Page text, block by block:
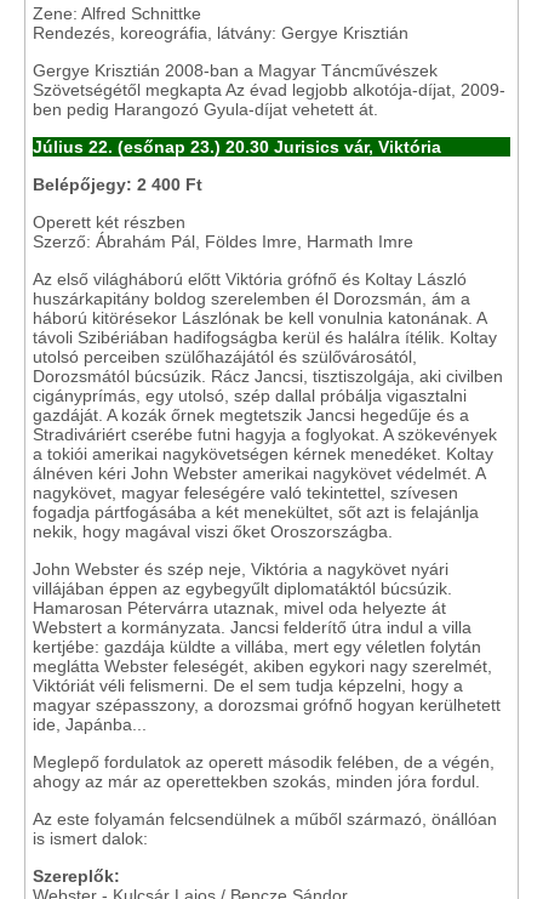
Zene: Alfred Schnittke
Rendezés, koreográfia, látvány: Gergye Krisztián
Gergye Krisztián 2008-ban a Magyar Táncművészek
Szövetségétől megkapta Az évad legjobb alkotója-díjat, 2009-
ben pedig Harangozó Gyula-díjat vehetett át.
Július 22. (esőnap 23.) 20.30 Jurisics vár, Viktória
Belépőjegy: 2 400 Ft
Operett két részben
Szerző: Ábrahám Pál, Földes Imre, Harmath Imre
Az első világháború előtt Viktória grófnő és Koltay László
huszárkapitány boldog szerelemben él Dorozsmán, ám a
háború kitörésekor Lászlónak be kell vonulnia katonának. A
távoli Szibériában hadifogságba kerül és halálra ítélik. Koltay
utolsó perceiben szülőhazájától és szülővárosától,
Dorozsmától búcsúzik. Rácz Jancsi, tisztiszolgája, aki civilben
cigányprímás, egy utolsó, szép dallal próbálja vigasztalni
gazdáját. A kozák őrnek megtetszik Jancsi hegedűje és a
Stradiváriért cserébe futni hagyja a foglyokat. A szökevények
a tokiói amerikai nagykövetségen kérnek menedéket. Koltay
álnéven kéri John Webster amerikai nagykövet védelmét. A
nagykövet, magyar feleségére való tekintettel, szívesen
fogadja pártfogásába a két menekültet, sőt azt is felajánlja
nekik, hogy magával viszi őket Oroszországba.
John Webster és szép neje, Viktória a nagykövet nyári
villájában éppen az egybegyűlt diplomatáktól búcsúzik.
Hamarosan Pétervárra utaznak, mivel oda helyezte át
Webstert a kormányzata. Jancsi felderítő útra indul a villa
kertjébe: gazdája küldte a villába, mert egy véletlen folytán
meglátta Webster feleségét, akiben egykori nagy szerelmét,
Viktóriát véli felismerni. De el sem tudja képzelni, hogy a
magyar szépasszony, a dorozsmai grófnő hogyan kerülhetett
ide, Japánba...
Meglepő fordulatok az operett második felében, de a végén,
ahogy az már az operettekben szokás, minden jóra fordul.
Az este folyamán felcsendülnek a műből származó, önállóan
is ismert dalok:
Szereplők: